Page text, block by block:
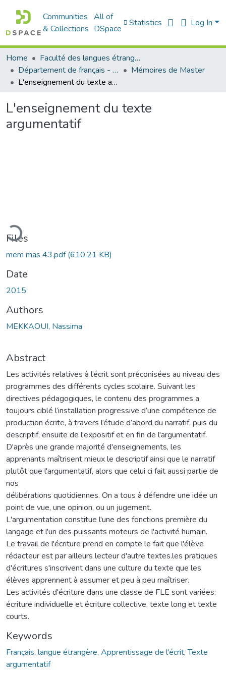
Communities
& Collections
All of
DSpace
Statistics Log In
Home
Faculté des langues étrangères
Département de français - قسم اللغة الفرنسية
Mémoires de Master
L'enseignement du texte argumentatif
L'enseignement du texte
argumentatif
Files
mem mas 43.pdf(610.21 KB)
Date
2015
Authors
MEKKAOUI, Nassima
Abstract
Les activités relatives à l’écrit sont préconisées au niveau des
programmes des différents cycles scolaire. Suivant les
directives pédagogiques, le contenu des programmes a
toujours ciblé l’installation progressive d’une compétence de
production écrite, à travers l’étude d’abord du narratif, puis du
descriptif, ensuite de l'expositif et en fin de l'argumentatif.
D'après une grande majorité d'enseignements, les
apprenants maîtrisent mieux le descriptif ainsi que le narratif
plutôt que l'argumentatif, alors que celui ci fait aussi partie de
nos
délibérations quotidiennes. On a tous à défendre une idée un
point de vue, une opinion, ou un jugement.
L'argumentation constitue l'une des fonctions première du
langage et l'un des puissants moteurs de l'activité humain.
Le travail de l'écriture prend en compte le fait que l'élève
rédacteur est par ailleurs lecteur d'autre textes.les pratiques
d'écritures s'inscrivent dans une culture du texte que les
élèves apprennent à assumer et peu à peu maîtriser.
Les activités d'écriture dans une classe de FLE sont variées:
écriture individuelle et écriture collective, texte long et texte
courts.
Keywords
Français, langue étrangère, Apprentissage de l'écrit,Texte
argumentatif